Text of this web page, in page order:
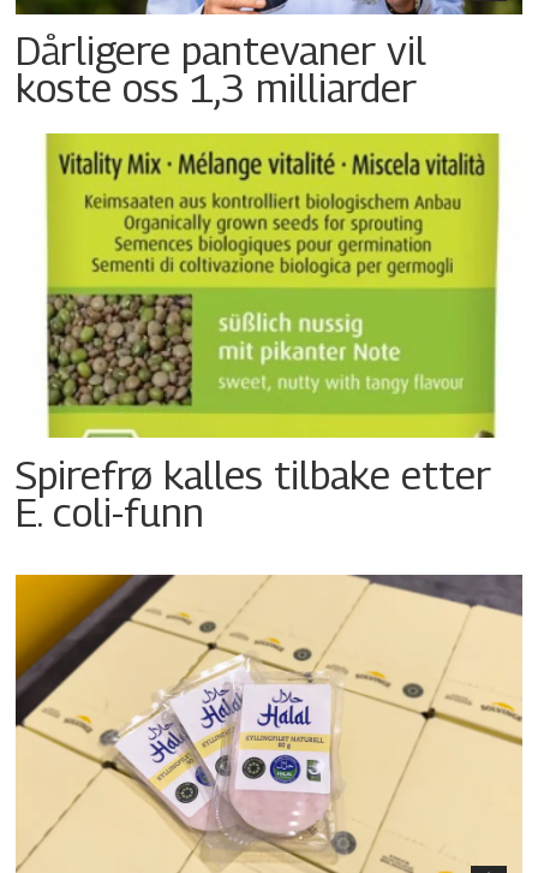
Dårligere pantevaner vil
koste oss 1,3 milliarder
Spirefrø kalles tilbake etter
E. coli-funn